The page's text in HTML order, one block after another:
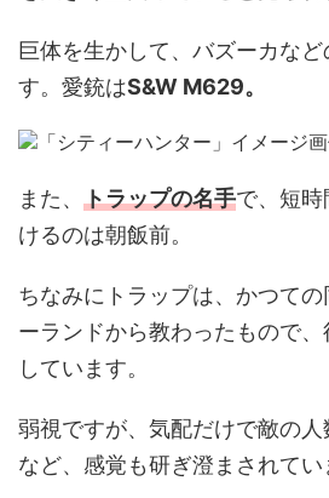
巨体を生かして、バズーカなど
す。愛銃はS&W M629。
また、 トラップの名手で、短
けるのは朝飯前。
ちなみにトラップは、かつて
ーランドから教わったもので
しています。
弱視ですが、気配だけで敵の
など、感覚も研ぎ澄まされてい